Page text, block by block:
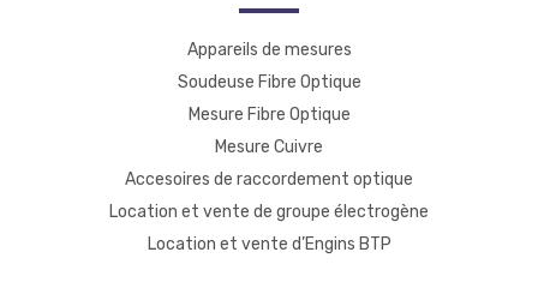
Appareils de mesures
Soudeuse Fibre Optique
Mesure Fibre Optique
Mesure Cuivre
Accesoires de raccordement optique
Location et vente de groupe électrogène
Location et vente d’Engins BTP